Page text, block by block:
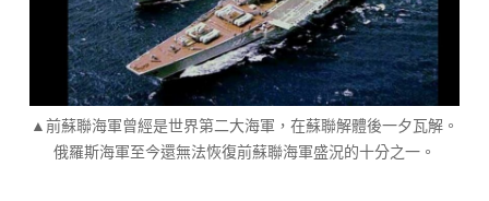
▲前蘇聯海軍曾經是世界第二大海軍，在蘇聯解體後一夕瓦解。
俄羅斯海軍至今還無法恢復前蘇聯海軍盛況的十分之一。